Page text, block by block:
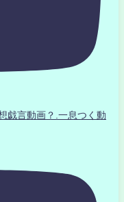
言動画？.一息つく動